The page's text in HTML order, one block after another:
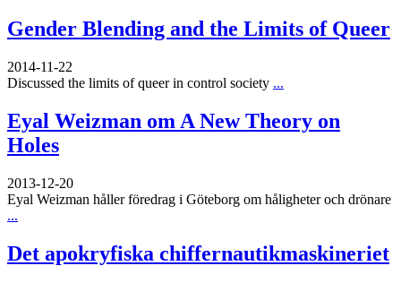
Gender Blending and the Limits of Queer
2014-11-22
Discussed the limits of queer in control society ...
Eyal Weizman om A New Theory on
Holes
2013-12-20
Eyal Weizman håller föredrag i Göteborg om håligheter och drönare
...
Det apokryfiska chiffernautikmaskineriet